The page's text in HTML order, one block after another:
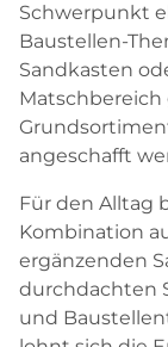
Schwerpunkt
Baustellen-
Sandkasten
angeschafft
Für den Alltag
Kombination
ergänzenden
durchdachten
und